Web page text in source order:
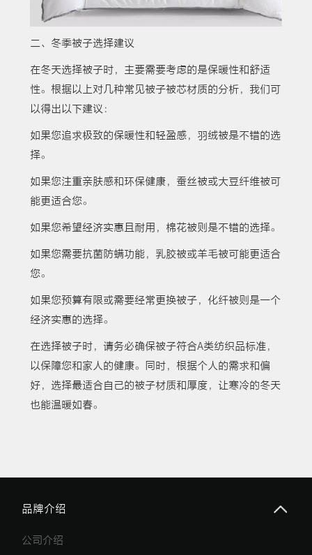
二、冬季被子选择建议
在冬天选择被子时，主要需要考虑的是保暖性和舒适
性。根据以上对几种常见被子被芯材质的分析，我们可
以得出以下建议：
如果您追求极致的保暖性和轻盈感，羽绒被是不错的选
择。
如果您注重亲肤感和环保健康，蚕丝被或大豆纤维被可
能更适合您。
如果您希望经济实惠且耐用，棉花被则是不错的选择。
如果您需要抗菌防螨功能，乳胶被或羊毛被可能更适合
您。
如果您预算有限或需要经常更换被子，化纤被则是一个
经济实惠的选择。
在选择被子时，请务必确保被子符合A类纺织品标准，
以保障您和家人的健康。同时，根据个人的需求和偏
好，选择最适合自己的被子材质和厚度，让寒冷的冬天
也能温暖如春。
品牌介绍
公司介绍